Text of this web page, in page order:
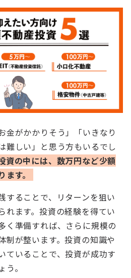
金がかかりそう」「いきなり
難しい」と思う方もいるでし
資の中には、数万円など少額
ます。
することで、リターンを狙い
れます。投資の経験を得てい
く準備すれば、さらに規模の
制が整います。投資の知識や
ていることで、投資が成功す
う。